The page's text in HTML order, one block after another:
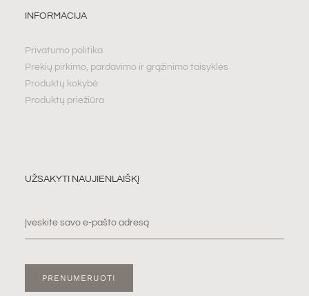
INFORMACIJA
Privatumo politika
Prekių pirkimo, pardavimo ir grąžinimo taisyklės
Produktų kokybė
Produktų priežiūra
UŽSAKYTI NAUJIENLAIŠKĮ
PRENUMERUOTI